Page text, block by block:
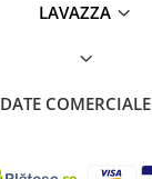
LAVAZZA
DATE COMERCIALE